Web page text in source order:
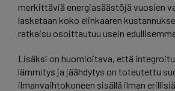
merkittäviä energiasäästöjä vuosien
lasketaan koko elinkaaren
ratkaisu osoittautuu usein
Lisäksi on huomioitava, että
lämmitys ja jäähdytys on toteutettu
ilmanvaihtokoneen sisällä ilman